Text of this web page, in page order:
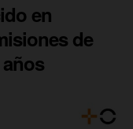
en
de